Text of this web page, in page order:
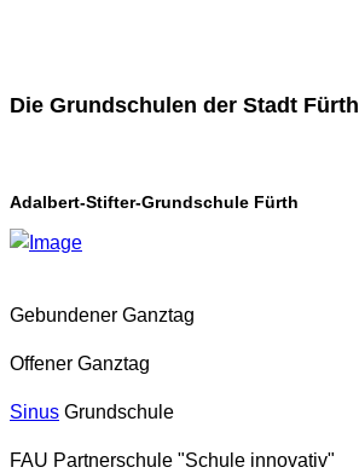
Die Grundschulen der Stadt Fürth
Adalbert-Stifter-Grundschule Fürth
Gebundener Ganztag
Offener Ganztag
Sinus Grundschule
FAU Partnerschule "Schule innovativ"